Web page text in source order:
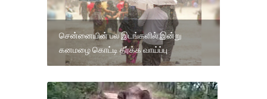
சென்னையின் பல இடங்களில் இன்று
கனமழை கொட்டி தீர்க்க வாய்ப்பு